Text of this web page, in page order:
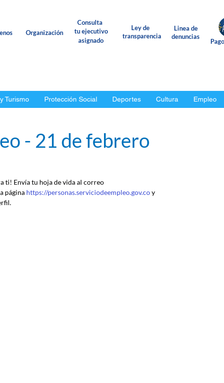
Organización
Consulta
tu ejecutivo
asignado
Ley de
transparencia
Linea de
denuncias
Turismo Protección Social Deportes Cultura Empleo
- 21 de febrero
ti! Envía tu hoja de vida al correo
página https://personas.serviciodeempleo.gov.co y